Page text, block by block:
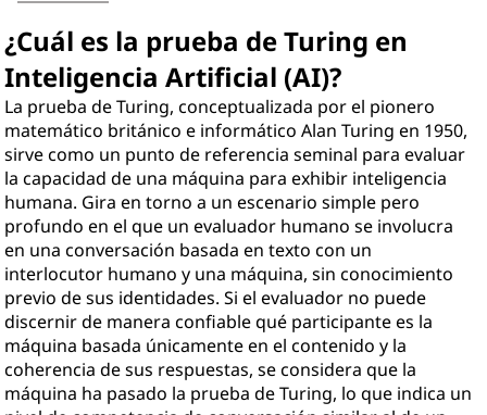
¿Cuál es la prueba de Turing en
Inteligencia Artificial (AI)?
La prueba de Turing, conceptualizada por el pionero
matemático británico e informático Alan Turing en 1950,
sirve como un punto de referencia seminal para evaluar
la capacidad de una máquina para exhibir inteligencia
humana. Gira en torno a un escenario simple pero
profundo en el que un evaluador humano se involucra
en una conversación basada en texto con un
interlocutor humano y una máquina, sin conocimiento
previo de sus identidades. Si el evaluador no puede
discernir de manera confiable qué participante es la
máquina basada únicamente en el contenido y la
coherencia de sus respuestas, se considera que la
máquina ha pasado la prueba de Turing, lo que indica un